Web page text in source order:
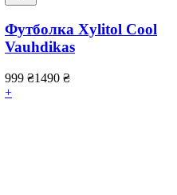
Футболка Xylitol Cool
Vauhdikas
999 ₴1490 ₴
+